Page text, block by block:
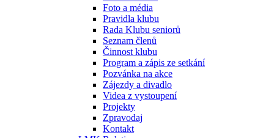
Foto a média
Pravidla klubu
Rada Klubu seniorů
Seznam členů
Činnost klubu
Program a zápis ze setkání
Pozvánka na akce
Zájezdy a divadlo
Videa z vystoupení
Projekty
Zpravodaj
Kontakt